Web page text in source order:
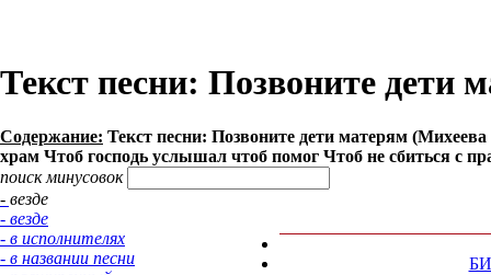
Текст песни: Позвоните
Содержание: Текст песни: Позвоните дети матерям
храм Чтоб господь услышал чтоб помог Чтоб не сбиться с
поиск минусовок
- везде
- везде
- в исполнителях
- в названии песни